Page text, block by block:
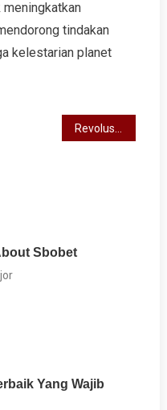
meningkatkan
tindakan
kelestarian planet
Sbobet
Yang Wajib